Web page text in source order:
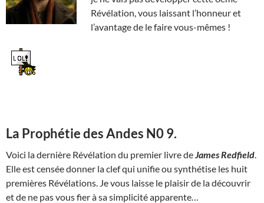
Révélation, vous laissant l’honneur et
l’avantage de le faire vous-mêmes !
La Prophétie des Andes N0 9.
Voici la dernière Révélation du premier livre de James Redfield
Elle est censée donner la clef qui unifie ou synthétise les huit
premières Révélations. Je vous laisse le plaisir de la découvrir
et de ne pas vous fier à sa simplicité apparente…